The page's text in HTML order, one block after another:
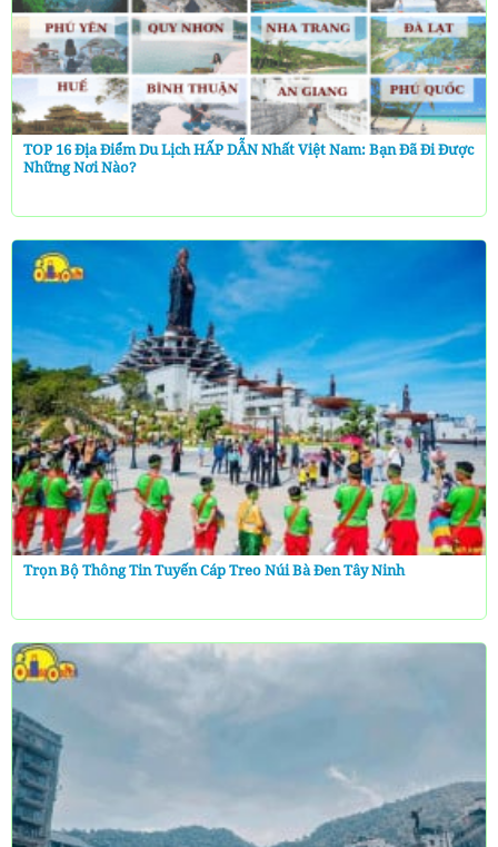
TOP 16 Địa Điểm Du Lịch HẤP DẪN Nhất Việt Nam: Bạn Đã Đi Được
Những Nơi Nào?
Trọn Bộ Thông Tin Tuyến Cáp Treo Núi Bà Đen Tây Ninh